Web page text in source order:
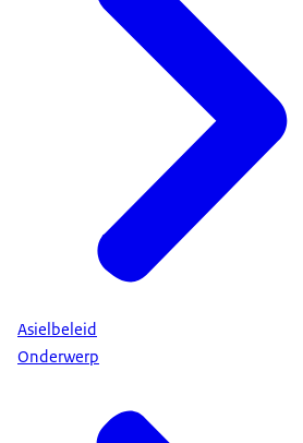
Asielbeleid
Onderwerp